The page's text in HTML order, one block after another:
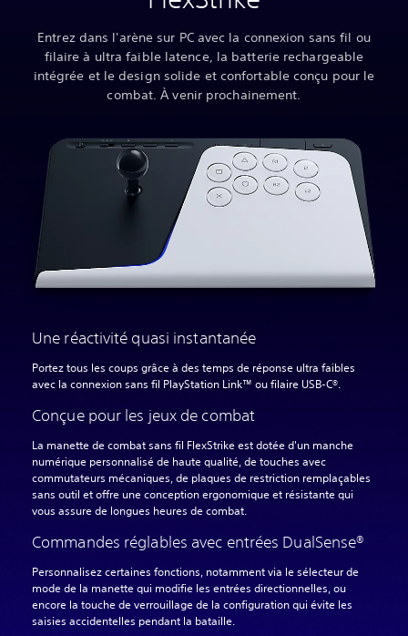
Entrez dans l'arène sur PC avec la connexion sans fil ou
filaire à ultra faible latence, la batterie rechargeable
intégrée et le design solide et confortable conçu pour le
combat. À venir prochainement.
Une réactivité quasi instantanée
Portez tous les coups grâce à des temps de réponse ultra faibles
avec la connexion sans fil PlayStation Link™ ou filaire USB-C®.
Conçue pour les jeux de combat
La manette de combat sans fil FlexStrike est dotée d'un manche
numérique personnalisé de haute qualité, de touches avec
commutateurs mécaniques, de plaques de restriction remplaçables
sans outil et offre une conception ergonomique et résistante qui
vous assure de longues heures de combat.
Commandes réglables avec entrées DualSense®
Personnalisez certaines fonctions, notamment via le sélecteur de
mode de la manette qui modifie les entrées directionnelles, ou
encore la touche de verrouillage de la configuration qui évite les
saisies accidentelles pendant la bataille.